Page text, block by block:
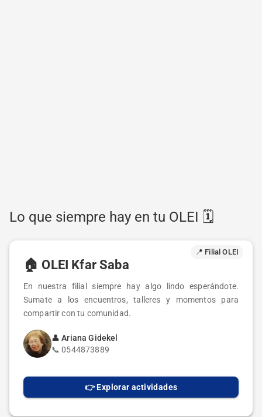
Lo que siempre hay en tu OLEI 🗓️
📍 Filial OLEI
🏠 OLEI Kfar Saba
En nuestra filial siempre hay algo lindo esperándote.
Sumate a los encuentros, talleres y momentos para
compartir con tu comunidad.
👤Ariana Gidekel
📞0544873889
👉 Explorar actividades